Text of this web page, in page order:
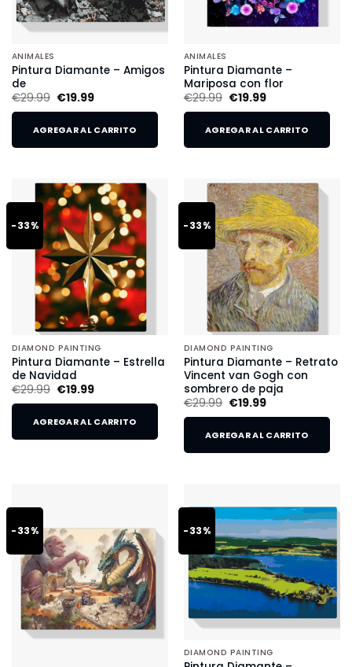
ANIMALES
Pintura Diamante – Amigos
de
€29.99 €19.99
AGREGAR AL CARRITO
ANIMALES
Pintura Diamante –
Mariposa con flor
€29.99 €19.99
AGREGAR AL CARRITO
-33%
DIAMOND PAINTING
Pintura Diamante – Estrella
de Navidad
€29.99 €19.99
AGREGAR AL CARRITO
-33%
DIAMOND PAINTING
Pintura Diamante – Retrato
Vincent van Gogh con
sombrero de paja
€29.99 €19.99
AGREGAR AL CARRITO
-33% -33%
DIAMOND PAINTING